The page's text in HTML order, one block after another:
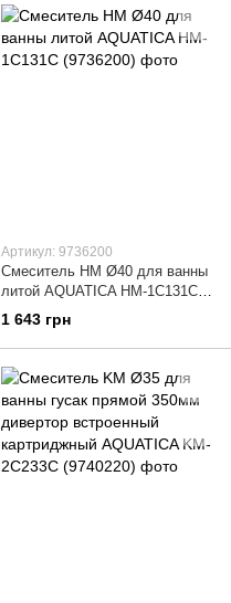
Артикул: 9736200
Смеситель HM Ø40 для ванны
литой AQUATICA HM-1C131C
(9736200)
1 643 грн